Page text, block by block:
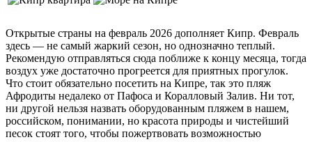
Открытые страны на февраль 2026 дополняет Кипр. Февраль
здесь — не самый жаркий сезон, но однозначно теплый.
Рекомендую отправляться сюда поближе к концу месяца, тогда
воздух уже достаточно прогреется для приятных прогулок.
Что стоит обязательно посетить на Кипре, так это пляж
Афродиты недалеко от Пафоса и Коралловый Залив. Ни тот,
ни другой нельзя назвать оборудованным пляжем в нашем,
российском, понимании, но красота природы и чистейший
песок стоят того, чтобы пожертвовать возможностью